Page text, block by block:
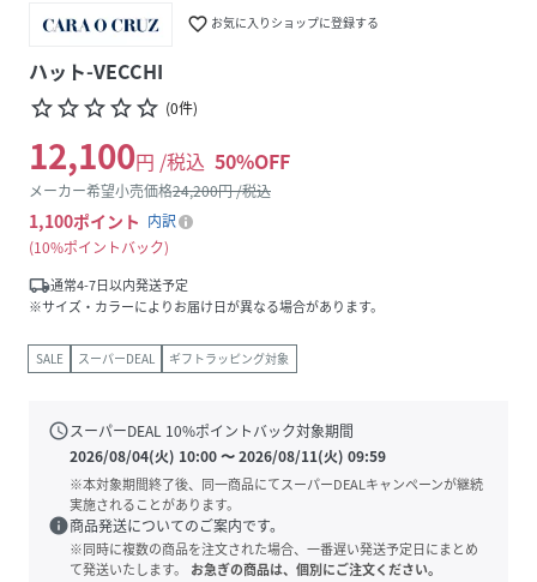
favorite_border お気に入りショップに登録する
ハット-VECCHI
star_borderstar_borderstar_borderstar_borderstar_border (0件)
12,100円 /税込 50%OFF
メーカー希望小売価格24,200円 /税込
1,100ポイント 内訳
10%ポイントバック
local_shipping通常4-7日以内発送予定
※サイズ・カラーによりお届け日が異なる場合があります。
SALE スーパーDEAL ギフトラッピング対象
scheduleスーパーDEAL 10%ポイントバック対象期間
2026/08/04(火) 10:00〜2026/08/11(火) 09:59
※本対象期間終了後、同一商品にてスーパーDEALキャンペーンが継続
実施されることがあります。
info商品発送についてのご案内です。
※同時に複数の商品を注文された場合、一番遅い発送予定日にまとめ
て発送いたします。
お急ぎの商品は、個別にご注文ください。